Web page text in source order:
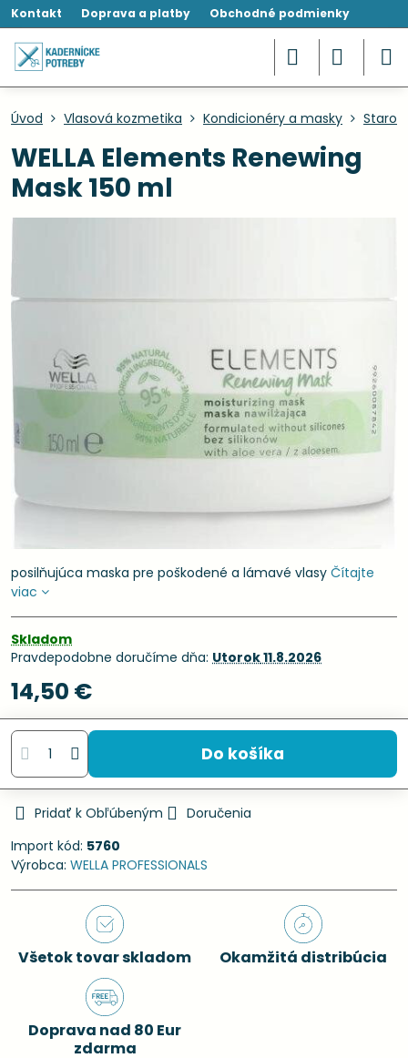
Kontakt Doprava a platby Obchodné podmienky
Úvod Vlasová kozmetika Kondicionéry a masky
WELLA Elements Renewing
Mask 150 ml
posilňujúca maska pre poškodené a lámavé vlasy Čítajte
viac
Skladom
Pravdepodobne doručíme dňa: Utorok11.8.2026
14,50 €
Do košíka
Pridať k Obľúbeným
Doručenia
Import kód: 5760
Výrobca: WELLA PROFESSIONALS
Všetok tovar skladom Okamžitá distribúcia
Doprava nad 80 Eur
zdarma